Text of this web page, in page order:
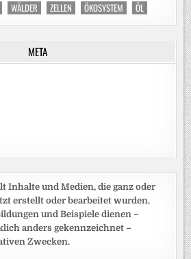
WÄLDER ZELLEN ÖKOSYSTEM ÖL
META
Inhalte und Medien, die ganz oder
erstellt oder bearbeitet wurden.
und Beispiele dienen –
anders gekennzeichnet –
Zwecken.